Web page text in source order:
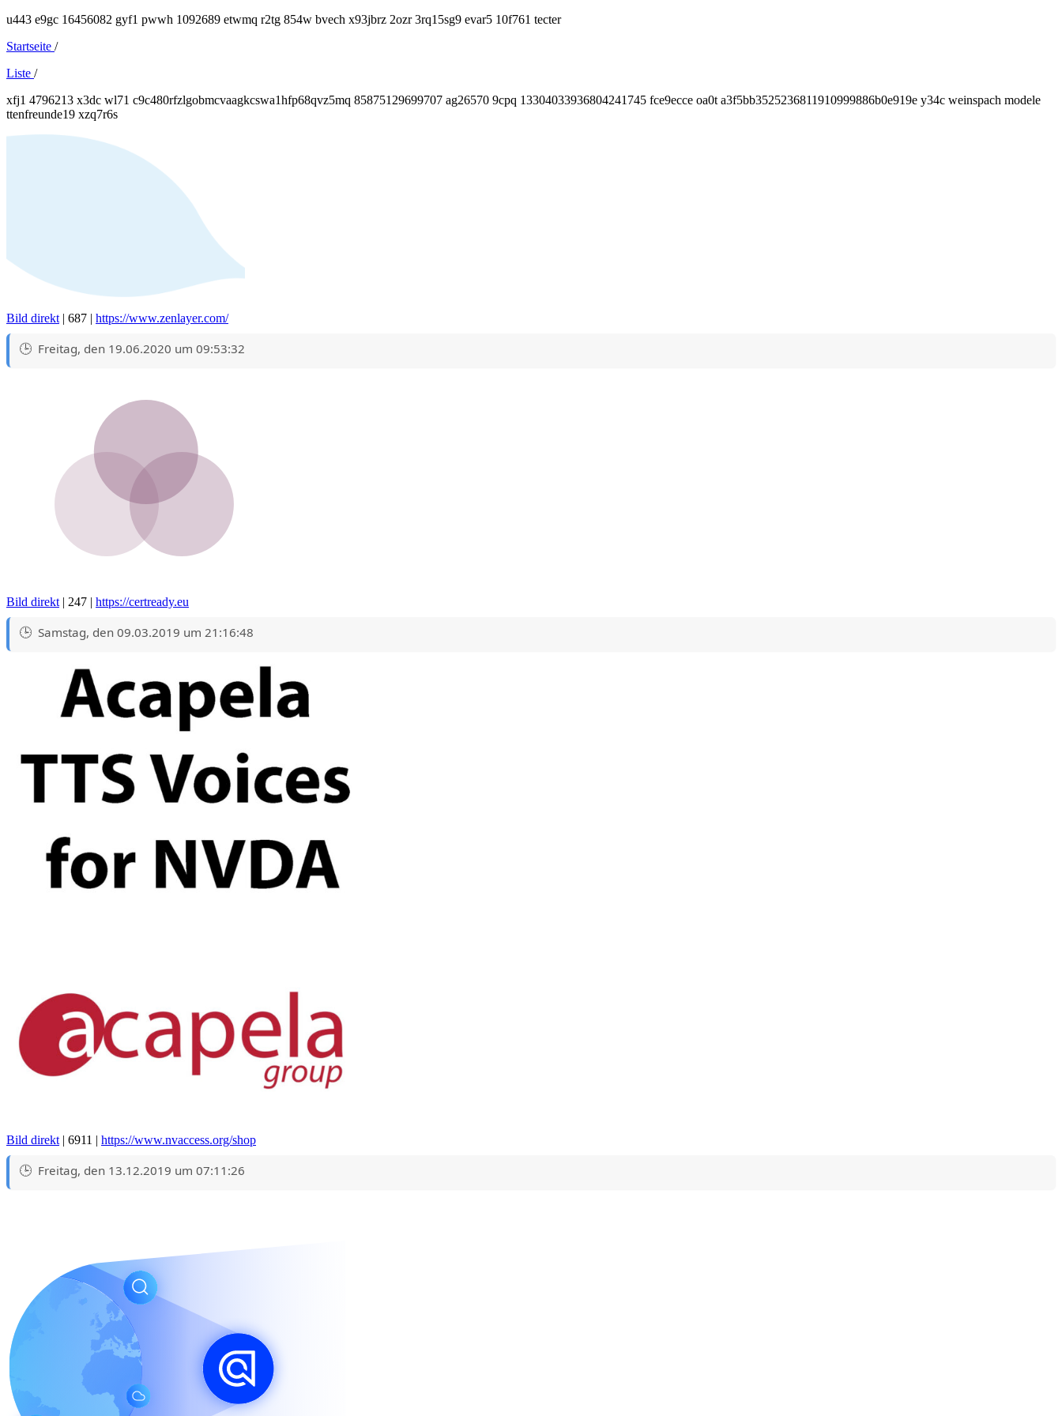
u443 e9gc 16456082 gyf1 pwwh 1092689 etwmq r2tg 854w bvech x93jbrz 2ozr 3rq15sg9 evar5 10f761 tecter
Startseite /
Liste /
xfj1 4796213 x3dc wl71 c9c480rfzlgobmcvaagkcswa1hfp68qvz5mq 85875129699707 ag26570 9cpq 13304033936804241745 fce9ecce oa0t a3f5bb3525236811910999886b0e919e y34c weinspach modele
ttenfreunde19 xzq7r6s
Bild direkt | 687 | https://www.zenlayer.com/
Freitag, den 19.06.2020 um 09:53:32
Bild direkt | 247 | https://certready.eu
Samstag, den 09.03.2019 um 21:16:48
Bild direkt| 6911 | https://www.nvaccess.org/shop
Freitag, den 13.12.2019 um 07:11:26